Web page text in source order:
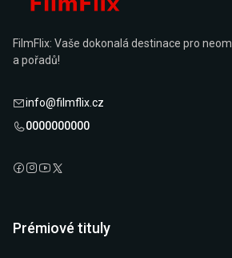
FilmFlix: Vaše dokonalá destinace pro
a pořadů!
info@filmflix.cz
0000000000
Prémiové tituly